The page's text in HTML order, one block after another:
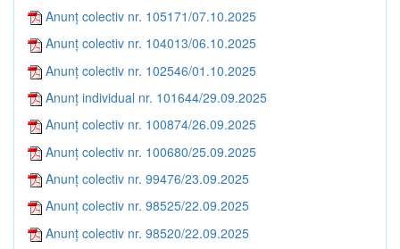
Anunț colectiv nr. 105171/07.10.2025
Anunț colectiv nr. 104013/06.10.2025
Anunț colectiv nr. 102546/01.10.2025
Anunț individual nr. 101644/29.09.2025
Anunț colectiv nr. 100874/26.09.2025
Anunț colectiv nr. 100680/25.09.2025
Anunț colectiv nr. 99476/23.09.2025
Anunț colectiv nr. 98525/22.09.2025
Anunț colectiv nr. 98520/22.09.2025